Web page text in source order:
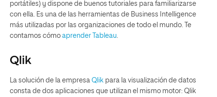
portátiles) y dispone de buenos tutoriales para familiarizarse
con ella. Es una de las herramientas de Business Intelligence
más utilizadas por las organizaciones de todo el mundo. Te
contamos cómo aprender Tableau.
Qlik
La solución de la empresa Qlik para la visualización de datos
consta de dos aplicaciones que utilizan el mismo motor: Qlik